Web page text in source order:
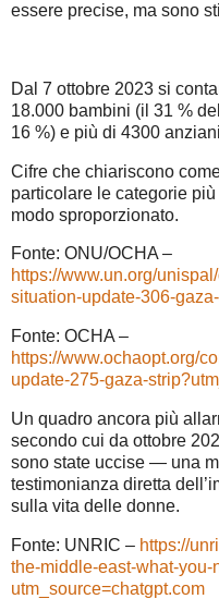
essere precise, ma sono
Dal 7 ottobre 2023 si
18.000 bambini (il 31 %
16 %) e più di 4300
Cifre che chiariscono
particolare le categorie
modo sproporzionato.
Fonte: ONU/OCHA –
https://www.un.org/
situation-update-306-
Fonte: OCHA –
https://www.ochaopt.org/
update-275-gaza-
Un quadro ancora più
secondo cui da ottobre
sono state uccise — una
testimonianza diretta
sulla vita delle donne.
Fonte: UNRIC – https://
the-middle-east-what-
utm_source=chatgpt.com